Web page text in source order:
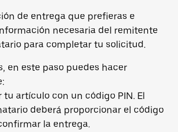
de entrega que prefieras e
necesaria del remitente
para completar tu solicitud.
en este paso puedes hacer
tu artículo con un código PIN. El
deberá proporcionar el código
la entrega.